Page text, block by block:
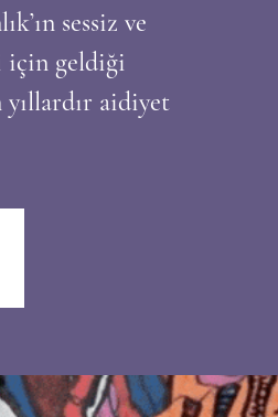
sessiz ve
için geldiği
yıllardır aidiyet